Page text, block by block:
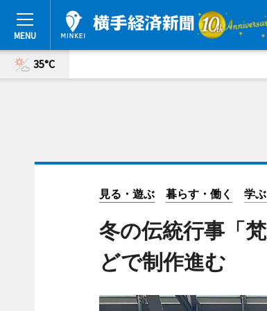
35°C
見る・遊ぶ 暮らす・働く 学
冬の伝統行事「
どで制作進む